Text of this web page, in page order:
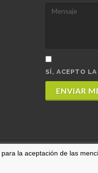
SÍ, ACEPTO LA
ENVIAR
la aceptación de las